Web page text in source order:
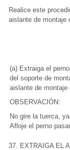
Realice este
aislante de montaje
(a) Extraiga el
del soporte de
aislante de montaje
OBSERVACIÓN:
No gire la tuerca,
Afloje el perno
37. EXTRAIGA EL